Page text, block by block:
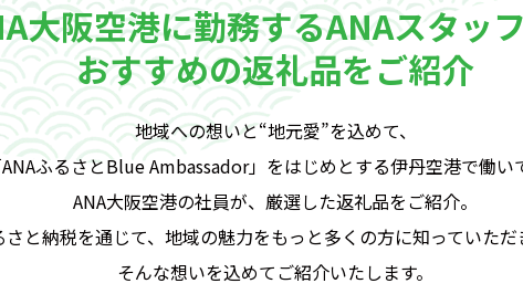
大阪空港に勤務するANAスタッ
おすすめの返礼品をご紹介
地域への想いと“地元愛”を込めて、
ANAふるさとBlue Ambassador」をはじめとする伊丹空港で働い
ANA大阪空港の社員が、厳選した返礼品をご紹介。
さと納税を通じて、地域の魅力をもっと多くの方に知っていただ
そんな想いを込めてご紹介いたします。